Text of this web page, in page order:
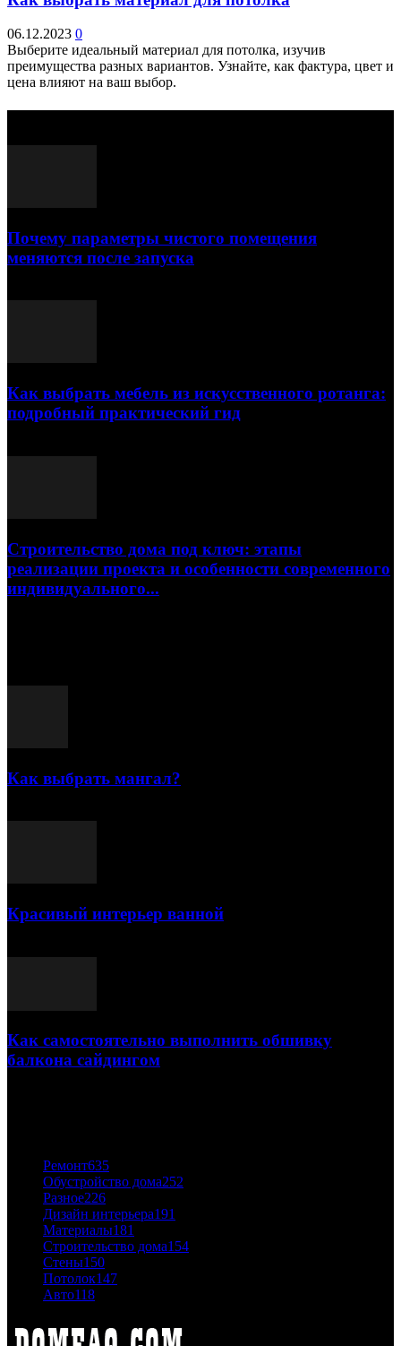
06.12.2023 0
Выберите идеальный материал для потолка, изучив
преимущества разных вариантов. Узнайте, как фактура, цвет и
цена влияют на ваш выбор.
Почему параметры чистого помещения
меняются после запуска
Как выбрать мебель из искусственного ротанга:
подробный практический гид
Строительство дома под ключ: этапы
реализации проекта и особенности современного
индивидуального...
Как выбрать мангал?
Красивый интерьер ванной
Как самостоятельно выполнить обшивку
балкона сайдингом
Ремонт635
Обустройство дома252
Разное226
Дизайн интерьера191
Материалы181
Строительство дома154
Стены150
Потолок147
Авто118